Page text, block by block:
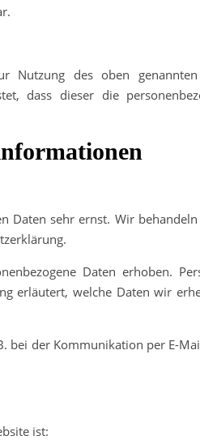
Nutzung des oben
dass dieser die
Daten sehr ernst. Wir
Daten erhoben.
erläutert, welche Daten wir
der Kommunikation per E-
ist: